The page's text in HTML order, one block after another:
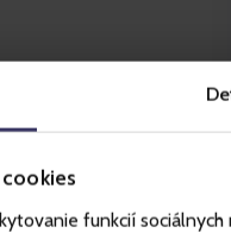
funkcií